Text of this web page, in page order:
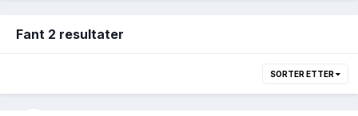
Fant 2 resultater
SORTER ETTER